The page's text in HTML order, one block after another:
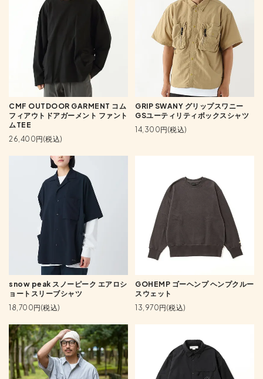
CMF OUTDOOR GARMENT コム
フィアウトドアガーメント ファント
ムTEE
26,400円(税込)
GRIP SWANY グリップスワニー
GSユーティリティボックスシャツ
14,300円(税込)
snow peak スノーピーク エアロシ
ョートスリーブシャツ
18,700円(税込)
GOHEMP ゴーヘンプ ヘンプクルー
スウェット
13,970円(税込)